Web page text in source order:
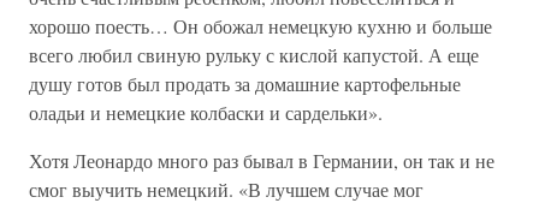
хорошо поесть… Он обожал немецкую кухню и больше
всего любил свиную рульку с кислой капустой. А еще
душу готов был продать за домашние картофельные
оладьи и немецкие колбаски и сардельки».
Хотя Леонардо много раз бывал в Германии, он так и не
смог выучить немецкий. «В лучшем случае мог